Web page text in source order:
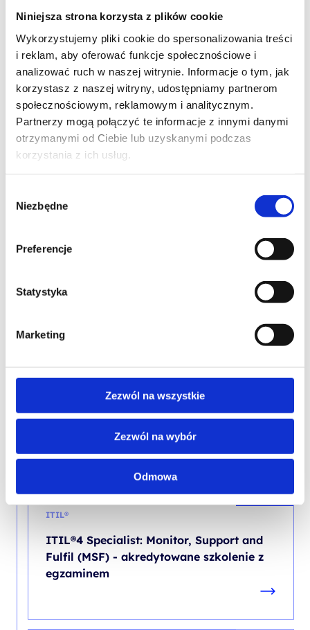
Niniejsza strona korzysta z plików cookie
Wykorzystujemy pliki cookie do spersonalizowania treści
i reklam, aby oferować funkcje społecznościowe i
analizować ruch w naszej witrynie. Informacje o tym, jak
korzystasz z naszej witryny, udostępniamy partnerom
społecznościowym, reklamowym i analitycznym.
Partnerzy mogą połączyć te informacje z innymi danymi
otrzymanymi od Ciebie lub uzyskanymi podczas
korzystania z ich usług.
zgody
Niezbędne
Preferencje
Statystyka
Marketing
Zezwól na wszystkie
Zezwól na wybór
Odmowa
szkolenie z egzaminem
PROMOCJA
ITIL®
ITIL® 4 Specialist: Create, Deliver and
Support (CDS) - akredytowane szkolenie
z egzaminem
Improve (DPI) - akredytowane szkolenie
z egzaminem
ITIL®
ITIL® 4 Specialist: High Velocity IT
(HVIT) - akredytowane szkolenie z
ITIL®
ITIL®4 Specialist: Monitor, Support and
Fulfil (MSF) - akredytowane szkolenie z
egzaminem